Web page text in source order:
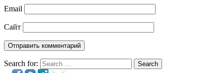
Email
Сайт
Search for: Search